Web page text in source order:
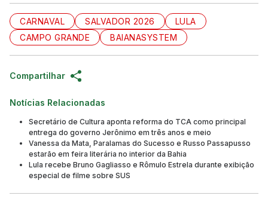
CARNAVAL SALVADOR 2026
LULA
CAMPO GRANDE
BAIANASYSTEM
Compartilhar
Notícias Relacionadas
Secretário de Cultura aponta reforma do TCA como principal
entrega do governo Jerônimo em três anos e meio
Vanessa da Mata, Paralamas do Sucesso e Russo Passapusso
estarão em feira literária no interior da Bahia
Lula recebe Bruno Gagliasso e Rômulo Estrela durante exibição
especial de filme sobre SUS